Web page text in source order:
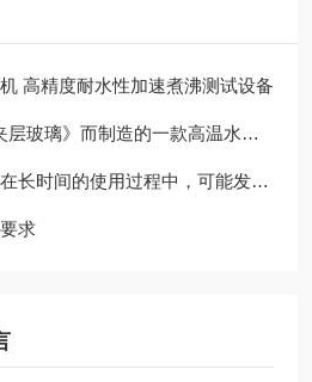
高精度耐水性加速煮沸测试设备
璃》而制造的一款高温水煮试验机
使用过程中，可能发生堵塞的原因有哪些？
求